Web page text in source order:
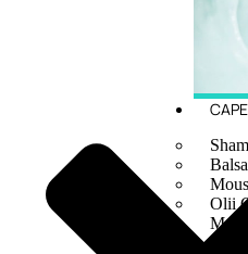
Olii